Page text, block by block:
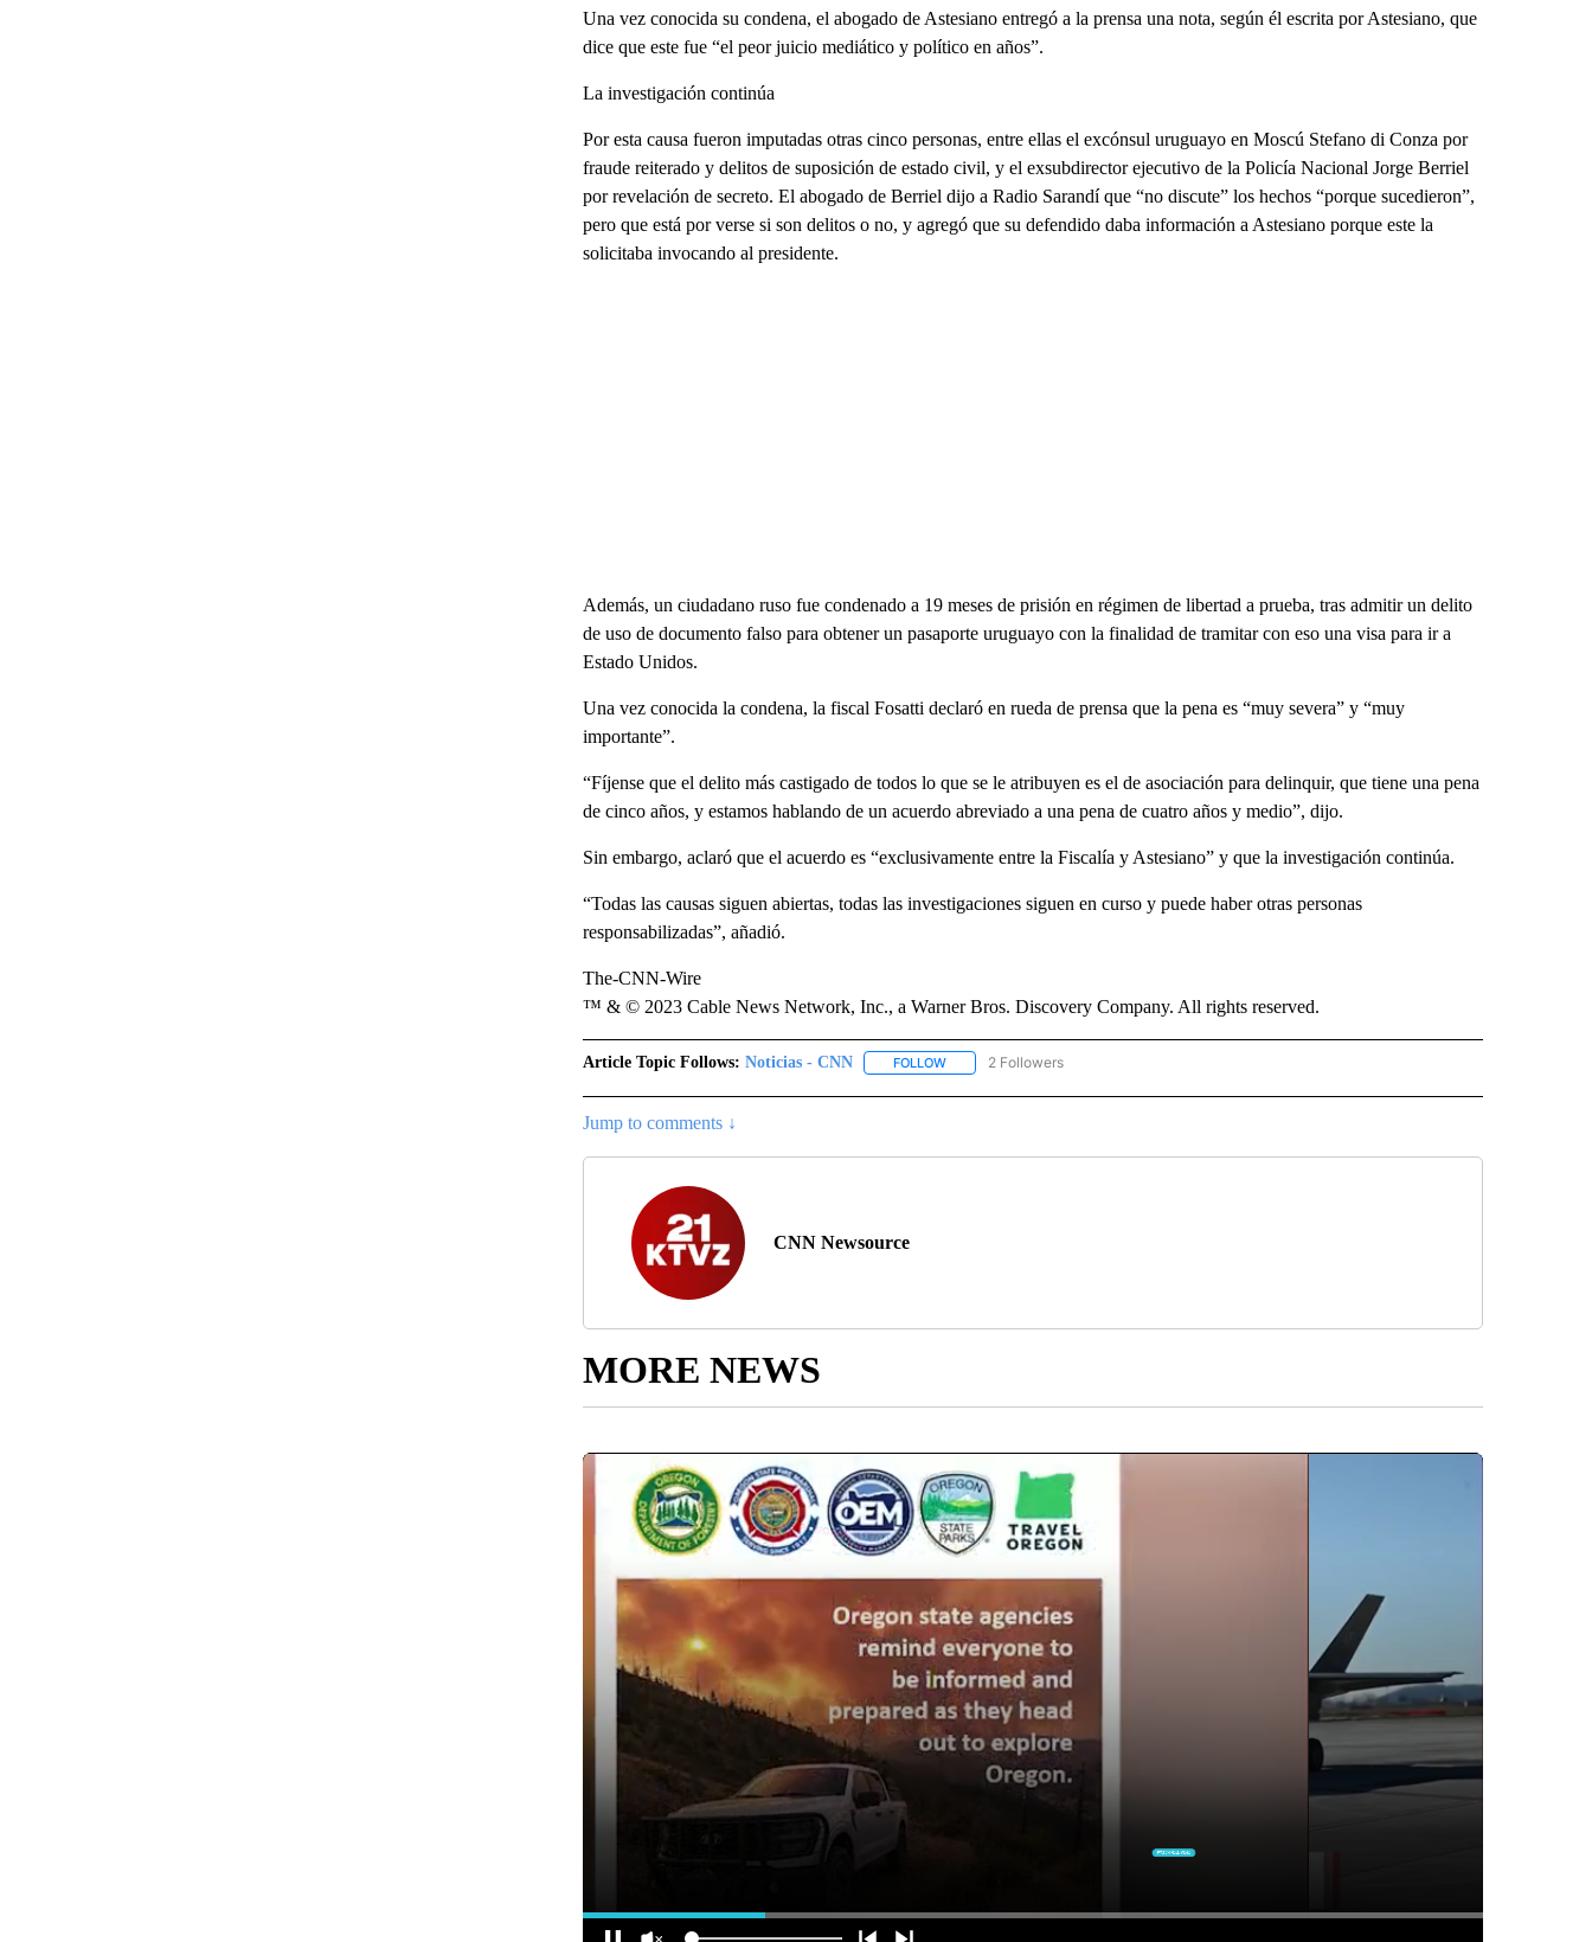
Una vez conocida su condena, el abogado de Astesiano entregó a la prensa una nota, según él escrita por Astesiano, que
dice que este fue “el peor juicio mediático y político en años”.
La investigación continúa
Por esta causa fueron imputadas otras cinco personas, entre ellas el excónsul uruguayo en Moscú Stefano di Conza por
fraude reiterado y delitos de suposición de estado civil, y el exsubdirector ejecutivo de la Policía Nacional Jorge Berriel
por revelación de secreto. El abogado de Berriel dijo a Radio Sarandí que “no discute” los hechos “porque sucedieron”,
pero que está por verse si son delitos o no, y agregó que su defendido daba información a Astesiano porque este la
solicitaba invocando al presidente.
Además, un ciudadano ruso fue condenado a 19 meses de prisión en régimen de libertad a prueba, tras admitir un delito
de uso de documento falso para obtener un pasaporte uruguayo con la finalidad de tramitar con eso una visa para ir a
Estado Unidos.
Una vez conocida la condena, la fiscal Fosatti declaró en rueda de prensa que la pena es “muy severa” y “muy
importante”.
“Fíjense que el delito más castigado de todos lo que se le atribuyen es el de asociación para delinquir, que tiene una pena
de cinco años, y estamos hablando de un acuerdo abreviado a una pena de cuatro años y medio”, dijo.
Sin embargo, aclaró que el acuerdo es “exclusivamente entre la Fiscalía y Astesiano” y que la investigación continúa.
“Todas las causas siguen abiertas, todas las investigaciones siguen en curso y puede haber otras personas
responsabilizadas”, añadió.
The-CNN-Wire
™ & © 2023 Cable News Network, Inc., a Warner Bros. Discovery Company. All rights reserved.
Article Topic Follows: Noticias - CNN FOLLOWFOLLOW "NOTICIAS - CNN" TO RECEIVE NOTIFICATIONS ABOUT NEW PAGES ON "NOTICIAS - CNN".
2 Followers
Jump to comments ↓
CNN Newsource
MORE NEWS